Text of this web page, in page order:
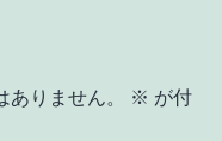
りません。 ※ が付